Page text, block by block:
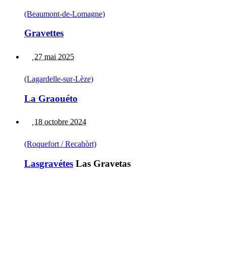
(Beaumont-de-Lomagne)
Gravettes
27 mai 2025
(Lagardelle-sur-Lèze)
La Graouéto
18 octobre 2024
(Roquefort / Recahòrt)
Lasgravétes Las Gravetas